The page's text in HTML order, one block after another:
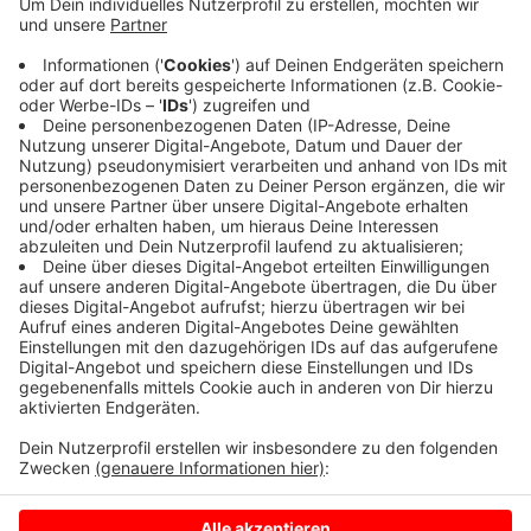
Die B 58 ist zwischen Drensteinfurt und Ahlen in beide
Richtungen gesperrt gewesen. Ein Auto war vor einen
Brückenpfeiler gefahren. Ein Rettungshubschrauber
holte einen Verletzten ab. Die Polizei klärt die
Unfallursache noch. Inzwischen ist die B 58 in dem
Bereich wieder wie frei.
Anzeige
Anzeige